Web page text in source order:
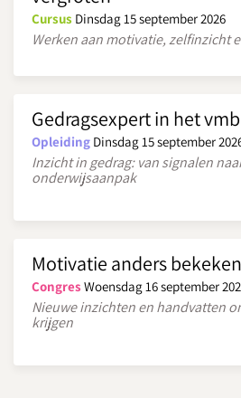
Cursus Dinsdag 15 september 2026
Werken aan motivatie, zelfinzicht
Gedragsexpert in het
Opleiding Dinsdag 15 september
Inzicht in gedrag: van signalen
onderwijsaanpak
Motivatie anders bekeken
Congres Woensdag 16 september
Nieuwe inzichten en handvatten
krijgen